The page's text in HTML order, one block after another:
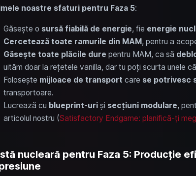
noastre sfaturi pentru Faza 5:
Găsește o sursă fiabilă de energie, fie energie
Cercetează toate ramurile din MAM, pentru a
Găsește toate plăcile dure pentru MAM, ca să
uităm doar la rețetele vanilla, dar tu poți scurta unele
Folosește mijloace de transport care se potrivesc
transportoare.
Lucrează cu blueprint-uriși secțiuni modulare,
articolul nostru (Satisfactory Endgame: planifică-ți
nucleară pentru Faza 5: Producție